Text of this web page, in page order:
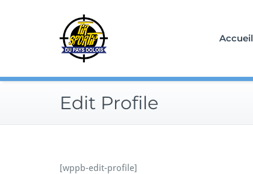
Accueil
Edit Profile
[wppb-edit-profile]